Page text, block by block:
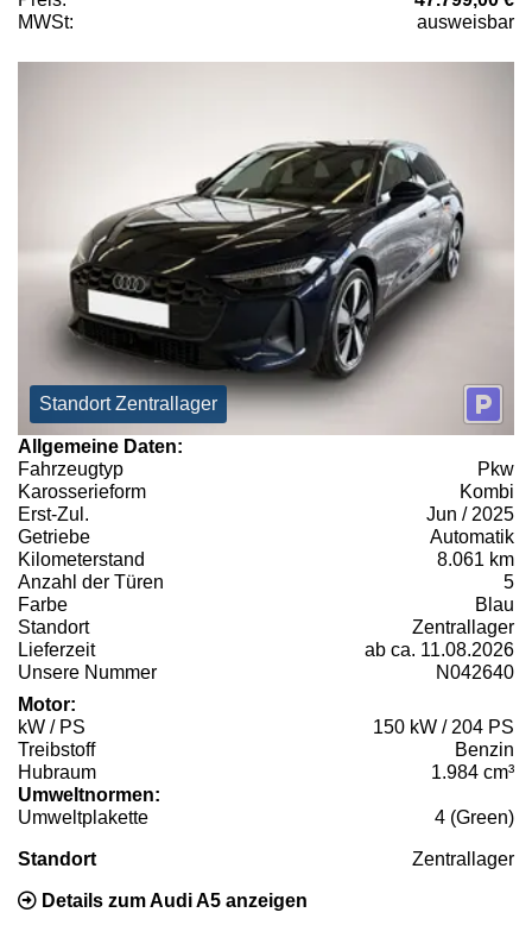
MWSt:
ausweisbar
Standort Zentrallager
Allgemeine Daten:
Fahrzeugtyp
Pkw
Karosserieform
Kombi
Erst-Zul.
Jun / 2025
Getriebe
Automatik
Kilometerstand
8.061 km
Anzahl der Türen
5
Farbe
Blau
Standort
Zentrallager
Lieferzeit
ab ca. 11.08.2026
Unsere Nummer
N042640
Motor:
kW / PS
150 kW / 204 PS
Treibstoff
Benzin
Hubraum
1.984 cm³
Umweltnormen:
Umweltplakette
4 (Green)
Standort Zentrallager
Details zum Audi A5 anzeigen